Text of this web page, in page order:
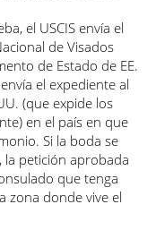
el USCIS envía el
de Visados
de Estado de EE.
el expediente al
(que expide los
en el país en que
Si la boda se
la petición aprobada
que tenga
zona donde vive el